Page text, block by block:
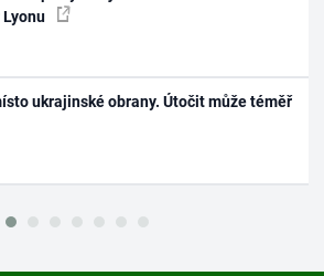
ukrajinské obrany. Útočit může téměř